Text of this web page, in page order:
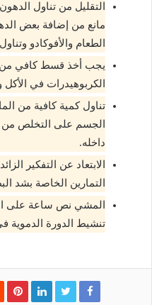
التقليل من تناول
مانع من إضافة بعض
الطعام والأفوكادو
يجب أخذ قسط كافي من
الكربوهيدرات في
تناول كمية كافية من
الجسم على التخلص من
داخله.
الابتعاد عن التفكير
التمارين الخاصة بشد
المشي نص ساعة على
تنشيط الدورة الدموية